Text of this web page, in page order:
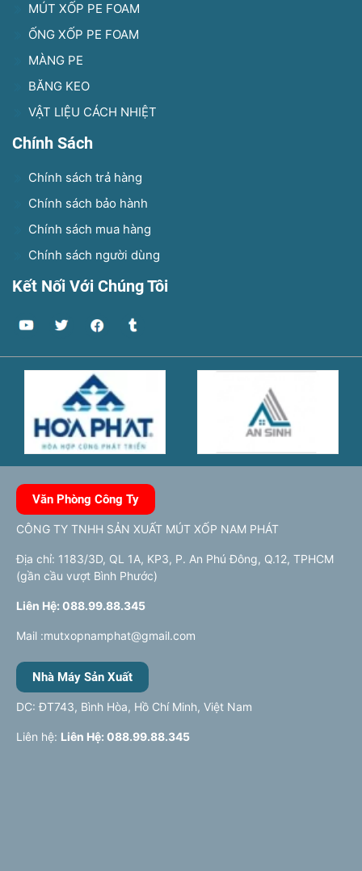
MÚT XỐP PE FOAM
ỐNG XỐP PE FOAM
MÀNG PE
BĂNG KEO
VẬT LIỆU CÁCH NHIỆT
Chính Sách
Chính sách trả hàng
Chính sách bảo hành
Chính sách mua hàng
Chính sách người dùng
Kết Nối Với Chúng Tôi
Văn Phòng Công Ty
CÔNG TY TNHH SẢN XUẤT MÚT XỐP NAM PHÁT
Địa chỉ: 1183/3D, QL 1A, KP3, P. An Phú Đông, Q.12, TPHCM
(gần cầu vượt Bình Phước)
Liên Hệ: 088.99.88.345
Mail :mutxopnamphat@gmail.com
Nhà Máy Sản Xuất
DC: ĐT743, Bình Hòa, Hồ Chí Minh, Việt Nam
Liên hệ: Liên Hệ: 088.99.88.345